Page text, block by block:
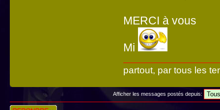
MERCI à vous
Mi
partout, par tous les
Afficher les messages postés depuis:
Répondre